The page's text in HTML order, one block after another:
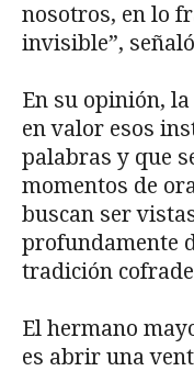
nosotros, en lo
invisible”,
En su opinión,
en valor esos
palabras y que
momentos de
buscan ser
profundamente
tradición
El hermano
es abrir una